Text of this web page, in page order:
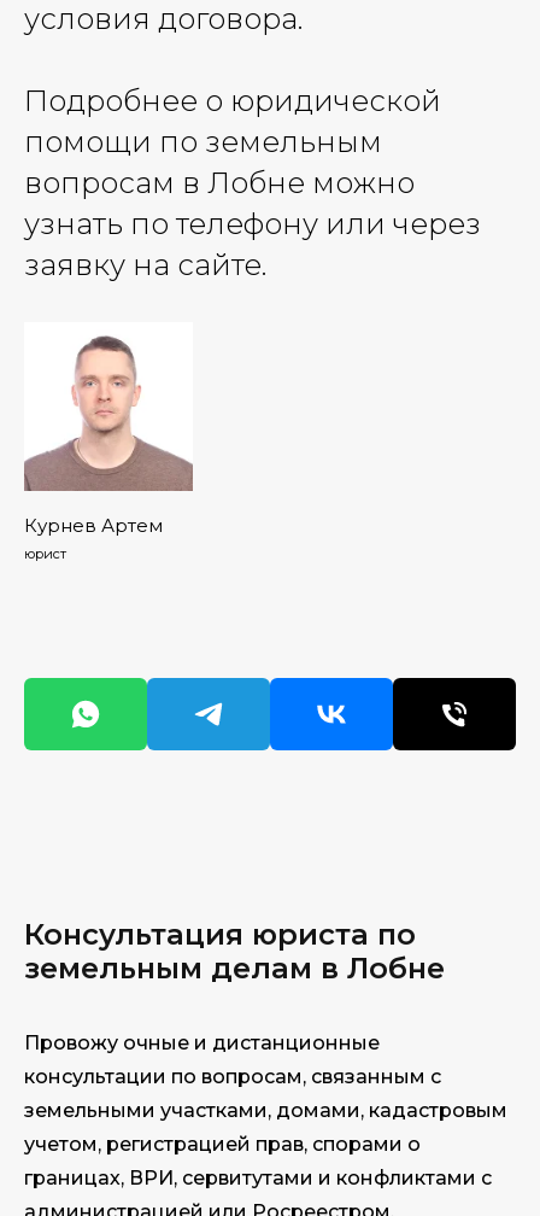
условия договора.
Подробнее о юридической
помощи по земельным
вопросам в Лобне можно
узнать по телефону или через
заявку на сайте.
Курнев Артем
юрист
Консультация юриста по
земельным делам в Лобне
Провожу очные и дистанционные
консультации по вопросам, связанным с
земельными участками, домами, кадастровым
учетом, регистрацией прав, спорами о
границах, ВРИ, сервитутами и конфликтами с